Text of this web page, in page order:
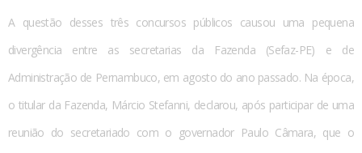
A questão desses três concursos públicos causou uma pequena
divergência entre as secretarias da Fazenda (Sefaz-PE) e de
Administração de Pernambuco, em agosto do ano passado. Na época,
o titular da Fazenda, Márcio Stefanni, declarou, após participar de uma
reunião do secretariado com o governador Paulo Câmara, que o